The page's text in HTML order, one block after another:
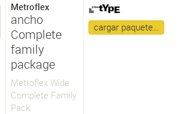
Metroflex
ancho
Complete
family
package
Metroflex Wide
Complete Family
Pack
cargar paquete…